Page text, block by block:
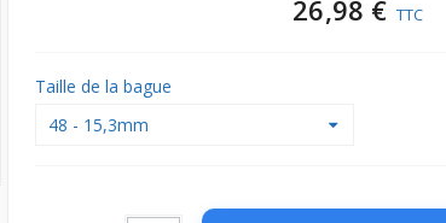
26,98 € TTC
Taille de la bague
48 - 15,3mm